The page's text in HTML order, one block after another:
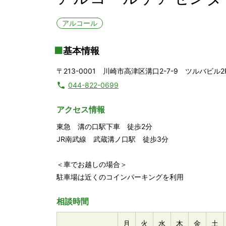
アルコール
基本情報
〒213-0001 川崎市高津区溝口2-7-9 ツルバビル
044-822-0699
アクセス情報
東急 溝の口駅下車 徒歩2分
JR南武線 武蔵溝ノ口駅 徒歩3分
＜車でお越しの場合＞
駐車場は近くのコインパーキングを利用
相談時間
月 火 水 木 金 土